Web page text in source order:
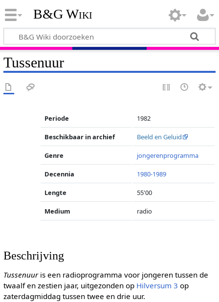
B&G Wiki
Tussenuur
Periode 1982
Beschikbaar in archief Beeld en Geluid
Genre jongerenprogramma
Decennia 1980-1989
Lengte 55'00
Medium radio
Beschrijving
Tussenuuris een radioprogramma voor jongeren tussen de
twaalf en zestien jaar, uitgezonden op Hilversum 3 op
zaterdagmiddag tussen twee en drie uur.